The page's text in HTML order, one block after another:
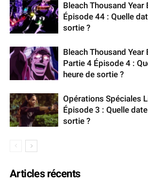
Bleach Thousand Year
Épisode 44 : Quelle
sortie ?
Bleach Thousand Year
Partie 4 Épisode 4 :
heure de sortie ?
Opérations Spéciales
Épisode 3 : Quelle
sortie ?
Articles récents